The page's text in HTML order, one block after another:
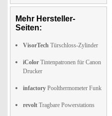
Mehr Hersteller-
Seiten:
VisorTech Türschloss-Zylinder
iColor Tintenpatronen für Canon
Drucker
infactory Poolthermometer Funk
revolt Tragbare Powerstations